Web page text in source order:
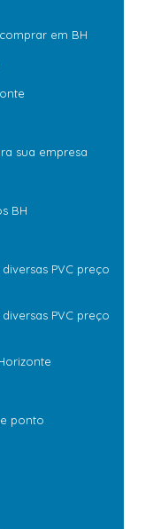
em BH
sua empresa
BH
PVC preço
PVC preço
ponto